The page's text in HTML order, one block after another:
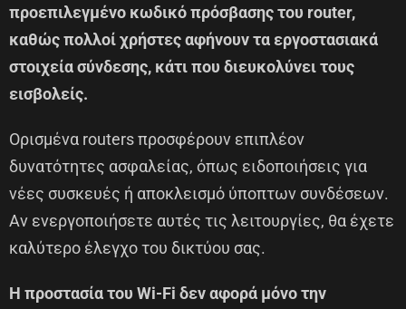
προεπιλεγμένο κωδικό πρόσβασης του router,
καθώς πολλοί χρήστες αφήνουν τα εργοστασιακά
στοιχεία σύνδεσης, κάτι που διευκολύνει τους
εισβολείς.
Ορισμένα routers προσφέρουν επιπλέον
δυνατότητες ασφαλείας, όπως ειδοποιήσεις για
νέες συσκευές ή αποκλεισμό ύποπτων συνδέσεων.
Αν ενεργοποιήσετε αυτές τις λειτουργίες, θα έχετε
καλύτερο έλεγχο του δικτύου σας.
Η προστασία του Wi-Fi δεν αφορά μόνο την